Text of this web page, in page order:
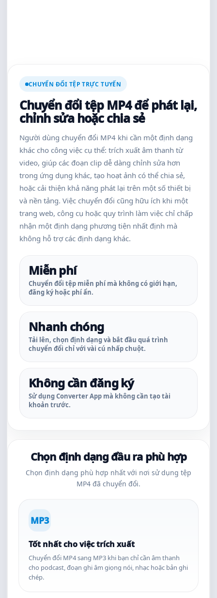
CHUYỂN ĐỔI TỆP TRỰC TUYẾN
Chuyển đổi tệp MP4 để phát lại,
chỉnh sửa hoặc chia sẻ
Người dùng chuyển đổi MP4 khi cần một định dạng
khác cho công việc cụ thể: trích xuất âm thanh từ
video, giúp các đoạn clip dễ dàng chỉnh sửa hơn
trong ứng dụng khác, tạo hoạt ảnh có thể chia sẻ,
hoặc cải thiện khả năng phát lại trên một số thiết bị
và nền tảng. Việc chuyển đổi cũng hữu ích khi một
trang web, công cụ hoặc quy trình làm việc chỉ chấp
nhận một định dạng phương tiện nhất định mà
không hỗ trợ các định dạng khác.
Miễn phí
Chuyển đổi tệp miễn phí mà không có giới hạn,
đăng ký hoặc phí ẩn.
Nhanh chóng
Tải lên, chọn định dạng và bắt đầu quá trình
chuyển đổi chỉ với vài cú nhấp chuột.
Không cần đăng ký
Sử dụng Converter App mà không cần tạo tài
khoản trước.
Chọn định dạng đầu ra phù hợp
Chọn định dạng phù hợp nhất với nơi sử dụng tệp
MP4 đã chuyển đổi.
MP3
Tốt nhất cho việc trích xuất
Chuyển đổi MP4 sang MP3 khi bạn chỉ cần âm thanh
cho podcast, đoạn ghi âm giọng nói, nhạc hoặc bản ghi
chép.